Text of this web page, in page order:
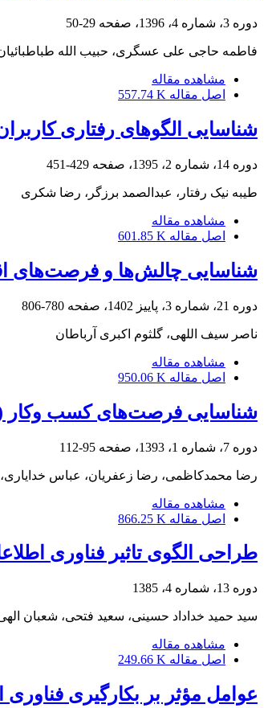
دوره 3، شماره 4، 1396، صفحه 29-50
فاطمه حاجی علی عسگری، حبیب الله
مشاهده مقاله
اصل مقاله 557.74 K
شناسایی الگوهای رفتاری
دوره 14، شماره 2، 1395، صفحه 429-451
طیبه نیک رفتار، عبدالصمد برزگر، رضا شکری
مشاهده مقاله
اصل مقاله 601.85 K
شناسایی چالش‌ها و فرصت‌های
دوره 21، شماره 3، پاییز 1402، صفحه 780-806
ناصر سیف اللهی، گلثوم اکبری آرباطان
مشاهده مقاله
اصل مقاله 950.06 K
شناسایی فرصت‌های کسب وکار
دوره 7، شماره 1، 1393، صفحه 95-112
رضا محمدکاظمی، رضا زعفریان، عباس خدایاری،
مشاهده مقاله
اصل مقاله 866.25 K
طراحی الگوی تاثیر فناوری
دوره 13، شماره 4، 1385
سید حمید خداداد حسینی، سعید فتحی، شعبان
مشاهده مقاله
اصل مقاله 249.66 K
عوامل مؤثر بر بکارگیری